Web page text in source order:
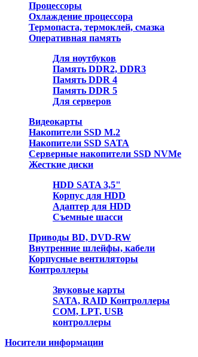
Процессоры
Охлаждение процессора
Термопаста, термоклей, смазка
Оперативная память
Для ноутбуков
Память DDR2, DDR3
Память DDR 4
Память DDR 5
Для серверов
Видеокарты
Накопители SSD M.2
Накопители SSD SATA
Серверные накопители SSD NVMe
Жесткие диски
HDD SATA 3,5"
Корпус для HDD
Адаптер для HDD
Съемные шасси
Приводы BD, DVD-RW
Внутренние шлейфы, кабели
Корпусные вентиляторы
Контроллеры
Звуковые карты
SATA, RAID Контроллеры
COM, LPT, USB
контроллеры
Носители информации